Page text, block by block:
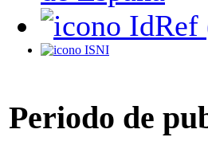
IdRef
ISNI
Periodo de